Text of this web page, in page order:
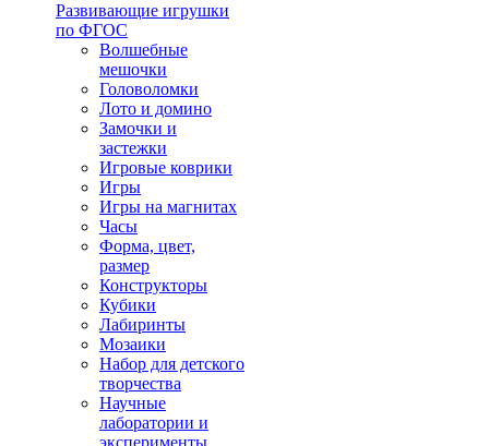
Развивающие игрушки
по ФГОС
Волшебные
мешочки
Головоломки
Лото и домино
Замочки и
застежки
Игровые коврики
Игры
Игры на магнитах
Часы
Форма, цвет,
размер
Конструкторы
Кубики
Лабиринты
Мозаики
Набор для детского
творчества
Научные
лаборатории и
эксперименты